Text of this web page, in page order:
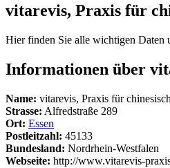
vitarevis, Praxis für
Hier finden Sie alle wichtigen Daten
Informationen über
Name: vitarevis, Praxis für
Strasse: Alfredstraße 289
Ort: Essen
Postleitzahl: 45133
Bundesland: Nordrhein-Westfalen
Webseite: http://www.vitarevis-